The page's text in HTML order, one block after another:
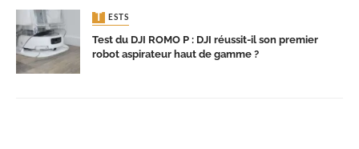
TESTS
Test du DJI ROMO P : DJI réussit-il son premier
robot aspirateur haut de gamme ?